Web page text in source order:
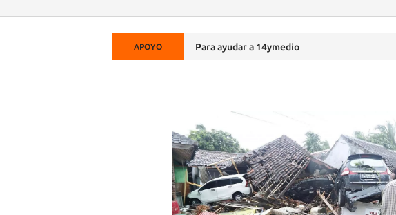
APOYO Para ayudar a 14ymedio